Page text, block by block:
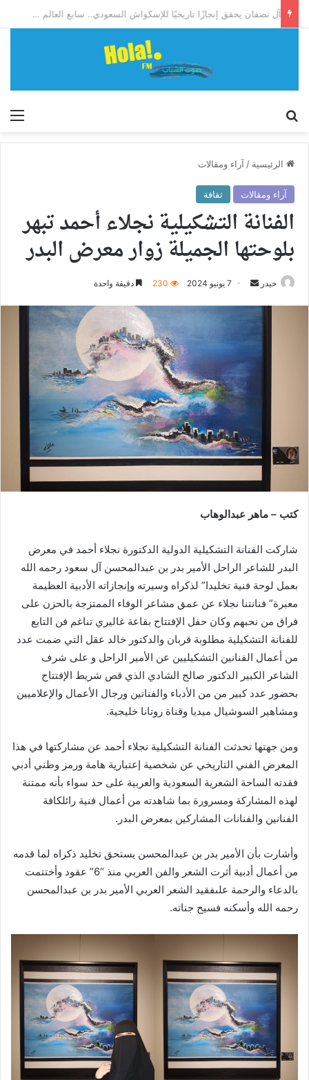
الرئيسية / آراء ومقالات
آراء ومقالات ثقافة
الفنانة التشكيلية نجلاء أحمد تبهر
بلوحتها الجميلة زوار معرض البدر
حيدر
أرسل 7 يونيو 2024 230 دقيقة واحدة
كتب – ماهر عبدالوهاب
شاركت الفنانة التشكيلية الدولية الدكتورة نجلاء أحمد في معرض
البدر للشاعر الراحل الأمير بدر بن عبدالمحسن آل سعود رحمه الله
بعمل لوحة فنية تخليدا” لذكراه وسيرته وإنجازاته الأدبية العظيمة
معبرة” فنانتنا نجلاء عن عمق مشاعر الوفاء الممتزجة بالحزن على
فراق من نحبهم وكان حفل الإفتتاح بقاعة غاليري تناغم فن التابع
للفنانة التشكيلية مطلوبة قربان والدكتور خالد عقل التي ضمت عدد
من أعمال الفنانين التشكيليين عن الأمير الراحل و على شرف
الشاعر الكبير الدكتور صالح الشادي الذي قص شريط الإفتتاح
بحضور عدد كبير من من الأدباء والفنانين ورجال الأعمال والإعلاميين
ومشاهير السوشيال ميديا وقناة روتانا خليجية.
ومن جهتها تحدثت الفنانة التشكيلية نجلاء أحمد عن مشاركتها في هذا
المعرض الفني التاريخي عن شخصية إعتبارية هامة ورمز وطني أدبي
فقدته الساحة الشعرية السعودية والعربية على حد سواء بأنه ممتنة
لهذه المشاركة ومسرورة بما شاهدته من أعمال فنية رائلكافة
الفنانين والفنانات المشاركين بمعرض البدر.
وأشارت بأن الأمير بدر بن عبدالمحسن يستحق تخليد ذكراه لما قدمه
من أعمال أدبية أثرت الشعر والفن العربي منذ “6” عقود وأختتمت
بالدعاء والرحمة علىفقيد الشعر العربي الأمير بدر بن عبدالمحسن
رحمه الله وأسكنه فسيح جناته.